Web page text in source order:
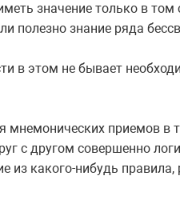
значение только в том
полезно знание ряда
в этом не бывает
мнемонических приемов в
с другом совершенно
из какого-нибудь правила,